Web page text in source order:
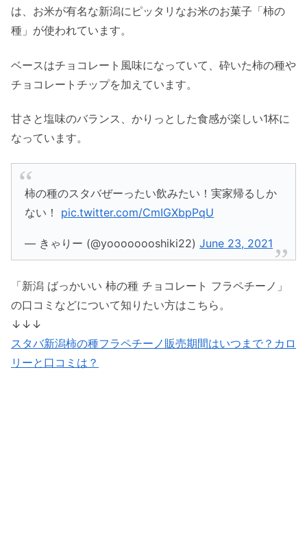
は、お米が有名な新潟にピッタリなお米のお菓子「柿の
種」が使われています。
ベースはチョコレート風味になっていて、砕いた柿の種や
チョコレートチップを加えています。
甘さと塩味のバランス、かりっとした食感が楽しい1杯に
なっています。
柿の種のスタバぜーったい飲みたい！実家帰るしか
ない！ pic.twitter.com/CmIGXbpPqU
— きゃりー (@yoooooooshiki22)June 23, 2021
「新潟 ばっかいい 柿の種 チョコレート フラペチーノ」
の口コミなどについて知りたい方はこちら。
↓↓↓
スタバ新潟柿の種フラペチーノ販売期間はいつまで？カロ
リーと口コミは？